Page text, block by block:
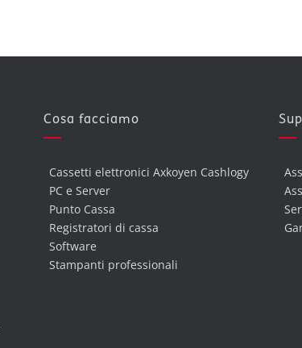
Cosa facciamo
Cassetti elettronici Axkoyen Cashlogy
PC e Server
Punto Cassa
Registratori di cassa
Software
Stampanti professionali